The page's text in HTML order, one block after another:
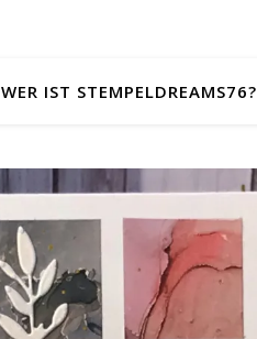
WER IST STEMPELDREAMS76?